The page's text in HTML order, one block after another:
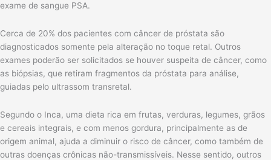
exame de sangue PSA.
Cerca de 20% dos pacientes com câncer de próstata são
diagnosticados somente pela alteração no toque retal. Outros
exames poderão ser solicitados se houver suspeita de câncer, como
as biópsias, que retiram fragmentos da próstata para análise,
guiadas pelo ultrassom transretal.
Segundo o Inca, uma dieta rica em frutas, verduras, legumes, grãos
e cereais integrais, e com menos gordura, principalmente as de
origem animal, ajuda a diminuir o risco de câncer, como também de
outras doenças crônicas não-transmissíveis. Nesse sentido, outros